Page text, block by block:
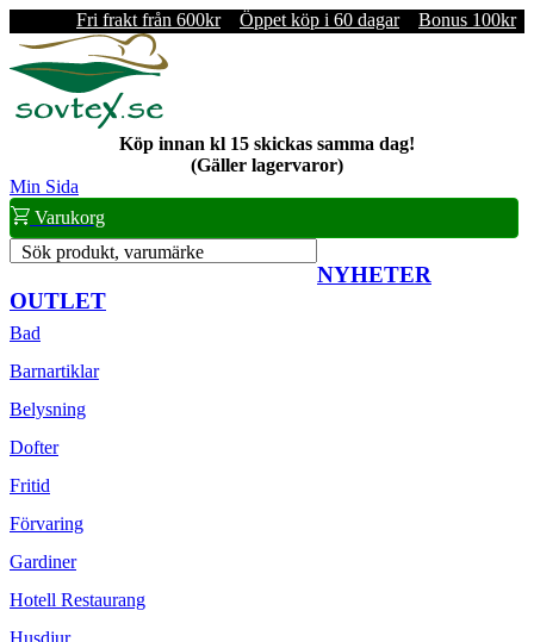
Fri frakt från 600kr Öppet köp i 60 dagar Bonus 100kr
Köp innan kl 15 skickas samma dag!
(Gäller lagervaror)
Min Sida
Varukorg
Sök produkt, varumärke
NYHETER
OUTLET
Bad
Barnartiklar
Belysning
Dofter
Fritid
Förvaring
Gardiner
Hotell Restaurang
Husdjur